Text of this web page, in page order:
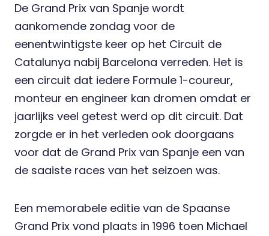
De Grand Prix van Spanje wordt
aankomende zondag voor de
eenentwintigste keer op het Circuit de
Catalunya nabij Barcelona verreden. Het is
een circuit dat iedere Formule 1-coureur,
monteur en engineer kan dromen omdat er
jaarlijks veel getest werd op dit circuit. Dat
zorgde er in het verleden ook doorgaans
voor dat de Grand Prix van Spanje een van
de saaiste races van het seizoen was.
Een memorabele editie van de Spaanse
Grand Prix vond plaats in 1996 toen Michael